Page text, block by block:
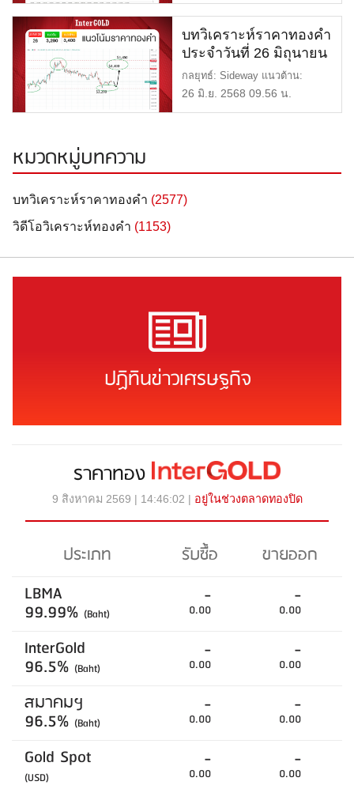
บทวิเคราะห์ราคาทองคำ
ประจำวันที่ 26 มิถุนายน
2568
กลยุทธ์: Sideway แนวต้าน:
$3,400 = 52,100 บาท แนวรับ: $
26 มิ.ย. 2568 09.56 น.
หมวดหมู่บทความ
บทวิเคราะห์ราคาทองคำ (2577)
วิดีโอวิเคราะห์ทองคำ (1153)
ปฏิทินข่าวเศรษฐกิจ
ราคาทอง
9 สิงหาคม 2569 | 14:46:02 | อยู่ในช่วงตลาดทองปิด
ประเภท รับซื้อ
ขายออก
LBMA
99.99% (Baht)
-
0.00
-
0.00
InterGold
96.5% (Baht)
-
0.00
-
0.00
สมาคมฯ
96.5% (Baht)
-
0.00
-
0.00
Gold Spot
(USD)
-
0.00
-
0.00